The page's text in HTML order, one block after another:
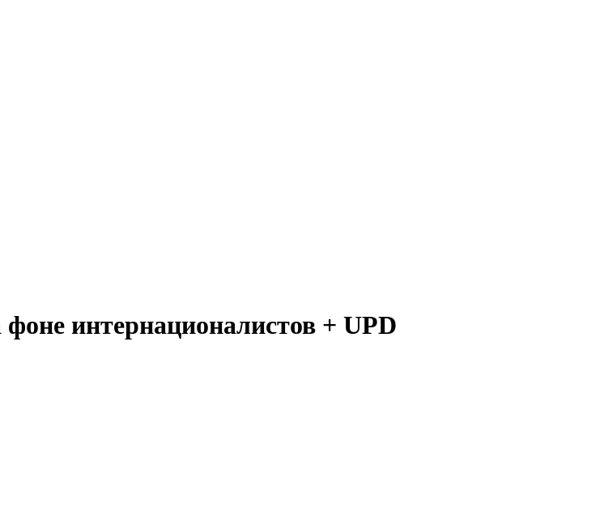
интернационалистов + UPD